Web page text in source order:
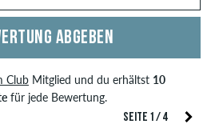
SEITE 1 / 4
ABGEBEN
ClubMitglied und du erhältst 10
für jede Bewertung.